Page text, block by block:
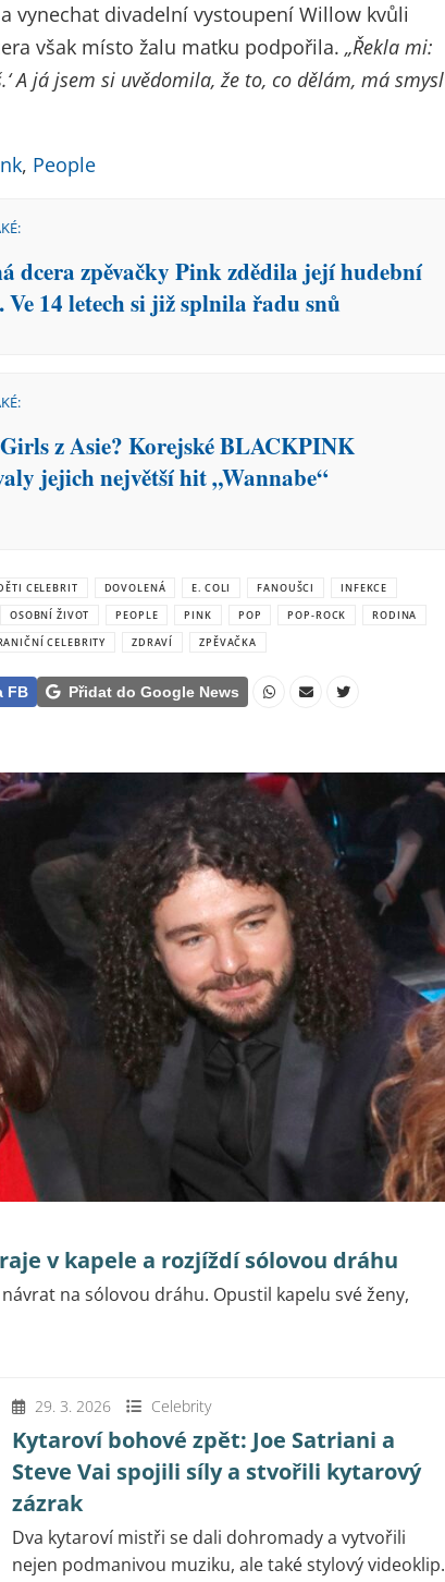
vynechat divadelní vystoupení Willow kvůli
však místo žalu matku podpořila. „Řekla mi:
A já jsem si uvědomila, že to, co dělám, má smysl
, People
dcera zpěvačky Pink zdědila její hudební
Ve 14 letech si již splnila řadu snů
z Asie? Korejské BLACKPINK
jejich největší hit „Wannabe“
CELEBRIT DOVOLENÁ E. COLI FANOUŠCI
INFEKCE
OSOBNÍ ŽIVOT PEOPLE PINK POP POP-ROCK
RODINA
CELEBRITY ZDRAVÍ ZPĚVAČKA
FB Přidat do Google News
v kapele a rozjíždí sólovou dráhu
na sólovou dráhu. Opustil kapelu své ženy,
29. 3. 2026 Celebrity
Kytaroví bohové zpět: Joe Satriani a
Steve Vai spojili síly a stvořili kytarový
zázrak
Dva kytaroví mistři se dali dohromady a vytvořili
nejen podmanivou muziku, ale také stylový videoklip.